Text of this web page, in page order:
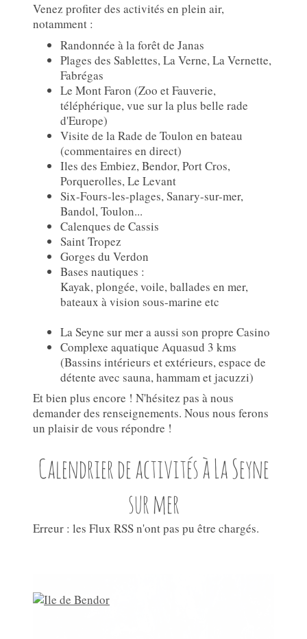
Venez profiter des activités en plein air,
notamment :
Randonnée à la forêt de Janas
Plages des Sablettes, La Verne, La Vernette,
Fabrégas
Le Mont Faron (Zoo et Fauverie,
téléphérique, vue sur la plus belle rade
d'Europe)
Visite de la Rade de Toulon en bateau
(commentaires en direct)
Iles des Embiez, Bendor, Port Cros,
Porquerolles, Le Levant
Six-Fours-les-plages, Sanary-sur-mer,
Bandol, Toulon...
Calenques de Cassis
Saint Tropez
Gorges du Verdon
Bases nautiques :
Kayak, plongée, voile, ballades en mer,
bateaux à vision sous-marine etc
La Seyne sur mer a aussi son propre Casino
Complexe aquatique Aquasud 3 kms
(Bassins intérieurs et extérieurs, espace de
détente avec sauna, hammam et jacuzzi)
Et bien plus encore ! N'hésitez pas à nous
demander des renseignements. Nous nous ferons
un plaisir de vous répondre !
Calendrier de activités à La Seyne
sur mer
Erreur : les Flux RSS n'ont pas pu être chargés.